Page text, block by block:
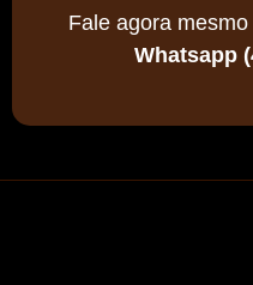
Fale agora
Whatsapp